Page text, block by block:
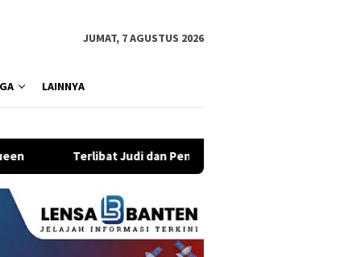
JUMAT, 7 AGUSTUS 2026
LAINNYA
dan Penipuan Online, 25 WN Vietnam Dideportasi Imigrasi